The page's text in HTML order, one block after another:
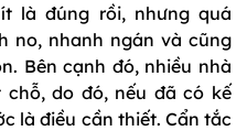
là đúng rồi, nhưng quá
no, nhanh ngán và cũng
Bên cạnh đó, nhiều nhà
do đó, nếu đã có kế
là điều cần thiết. Cẩn tắc